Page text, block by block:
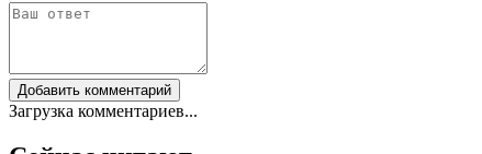
Добавить комментарий
Загрузка комментариев...